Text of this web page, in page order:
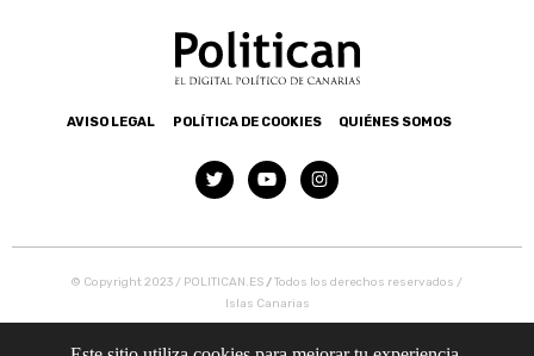
AVISO LEGAL POLÍTICA DE COOKIES QUIÉNES SOMOS
© Copyright 2023 / POLITICAN.ES /Todos los derechos reservados /
Islas Canarias